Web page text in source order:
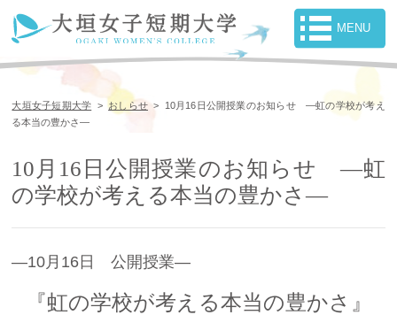
大垣女子短期大学 > おしらせ > 10月16日公開授業のお知らせ ―虹の学校が考え
る本当の豊かさ―
10月16日公開授業のお知らせ ―虹
の学校が考える本当の豊かさ―
―10月16日 公開授業―
『虹の学校が考える本当の豊かさ』